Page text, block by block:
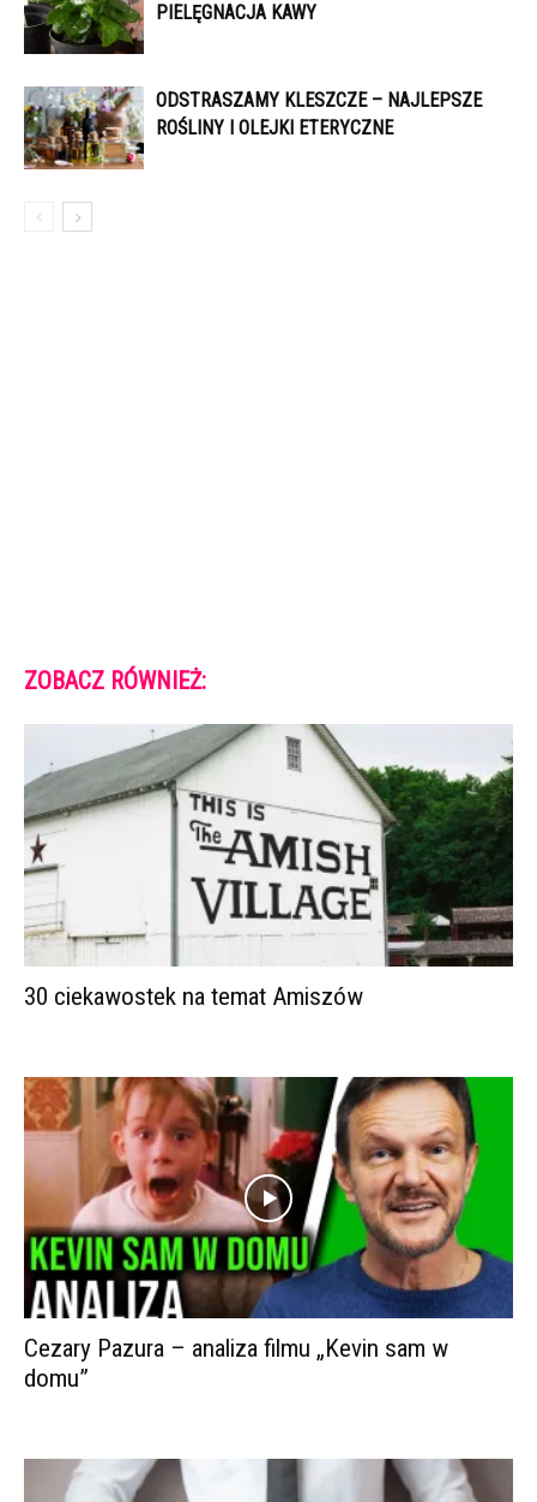
PIELĘGNACJA KAWY
ODSTRASZAMY KLESZCZE – NAJLEPSZE
ROŚLINY I OLEJKI ETERYCZNE
ZOBACZ RÓWNIEŻ:
30 ciekawostek na temat Amiszów
Cezary Pazura – analiza filmu „Kevin sam w
domu”